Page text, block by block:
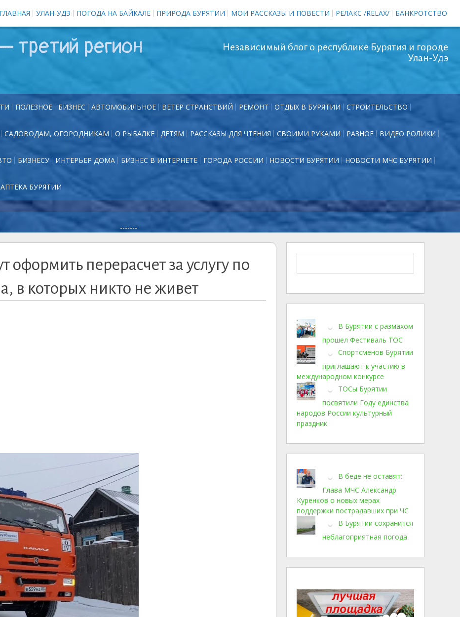
ГЛАВНАЯ УЛАН-УДЭ ПОГОДА НА БАЙКАЛЕ ПРИРОДА БУРЯТИИ МОИ РАССКАЗЫ И ПОВЕСТИ РЕЛАКС /RELAX/ БАНКРОТСТВО
третий регион
Независимый блог о республике Бурятия и городе
Улан-Удэ
ПОЛЕЗНОЕ БИЗНЕС АВТОМОБИЛЬНОЕ ВЕТЕР СТРАНСТВИЙ РЕМОНТ ОТДЫХ В БУРЯТИИ СТРОИТЕЛЬСТВО
САДОВОДАМ, ОГОРОДНИКАМ О РЫБАЛКЕ ДЕТЯМ РАССКАЗЫ ДЛЯ ЧТЕНИЯ СВОИМИ РУКАМИ РАЗНОЕ ВИДЕО РОЛИКИ
БИЗНЕСУ ИНТЕРЬЕР ДОМА БИЗНЕС В ИНТЕРНЕТЕ ГОРОДА РОССИИ НОВОСТИ БУРЯТИИ НОВОСТИ МЧС БУРЯТИИ
БУРЯТИИ
-------
оформить перерасчет за услугу по
в которых никто не живет
В Бурятии с размахом
прошел Фестиваль ТОС
Спортсменов Бурятии
приглашают к участию в
международном конкурсе
ТОСы Бурятии
посвятили Году единства
народов России культурный
праздник
В беде не оставят:
Глава МЧС Александр
Куренков о новых мерах
поддержки пострадавших при ЧС
В Бурятии сохранится
неблагоприятная погода